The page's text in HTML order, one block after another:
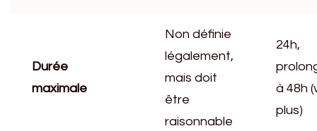
Durée
maximale
Non définie
légalement,
mais doit
être
raisonnable
24h,
à 48h
plus)